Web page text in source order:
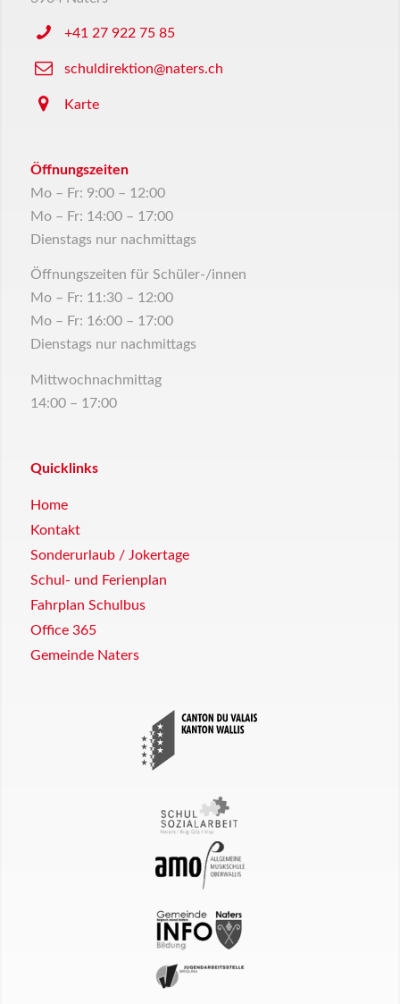
+41 27 922 75 85
schuldirektion@naters.ch
Karte
Öffnungszeiten
Mo – Fr: 9:00 – 12:00
Mo – Fr: 14:00 – 17:00
Dienstags nur nachmittags
Öffnungszeiten für Schüler-/innen
Mo – Fr: 11:30 – 12:00
Mo – Fr: 16:00 – 17:00
Dienstags nur nachmittags
Mittwochnachmittag
14:00 – 17:00
Quicklinks
Home
Kontakt
Sonderurlaub / Jokertage
Schul- und Ferienplan
Fahrplan Schulbus
Office 365
Gemeinde Naters